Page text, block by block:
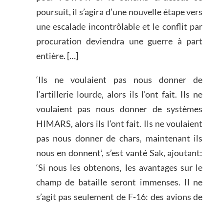
poursuit, il s’agira d’une nouvelle étape vers
une escalade incontrôlable et le conflit par
procuration deviendra une guerre à part
entière. […]
‘Ils ne voulaient pas nous donner de
l’artillerie lourde, alors ils l’ont fait. Ils ne
voulaient pas nous donner de systèmes
HIMARS, alors ils l’ont fait. Ils ne voulaient
pas nous donner de chars, maintenant ils
nous en donnent’, s’est vanté Sak, ajoutant:
‘Si nous les obtenons, les avantages sur le
champ de bataille seront immenses. Il ne
s’agit pas seulement de F-16: des avions de